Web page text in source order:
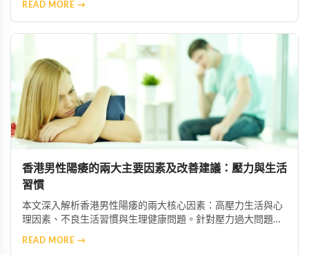
READ MORE →
香港男性陽痿的兩大主要因素及改善建議：壓力與生活
習慣
本文深入解析香港男性陽痿的兩大核心因素：高壓力生活與心
理因素、不良生活習慣與生理健康問題。針對壓力過大問題，
READ MORE →